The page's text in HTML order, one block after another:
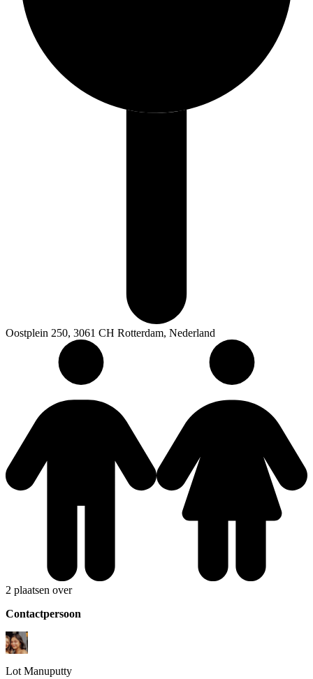
Oostplein 250, 3061 CH Rotterdam, Nederland
2 plaatsen over
Contactpersoon
Lot Manuputty